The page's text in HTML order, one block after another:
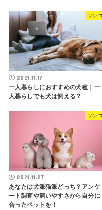
ワンコ
2021.11.17
一人暮らしにおすすめの犬種｜一
人暮らしでも犬は飼える？
ワンコ
2021.11.27
あなたは犬派猫派どっち？アンケ
ート調査や飼いやすさから自分に
合ったペットを！